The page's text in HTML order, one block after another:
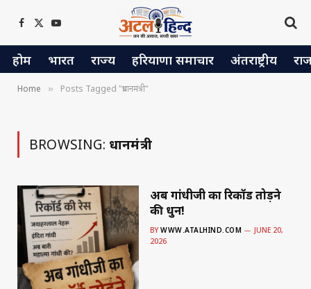
Facebook
X
(Twitter)
YouTube
होम भारत राज्य हरियाणा समाचार अंतराष्ट्रीय
Home » Posts Tagged "प्रधानमंत्री"
BROWSING: प्रधानमंत्री
अब गांधीजी का रिकॉर्ड तोड़ने
की धुन!
BY WWW.ATALHIND.COM
JUNE 20,
2026